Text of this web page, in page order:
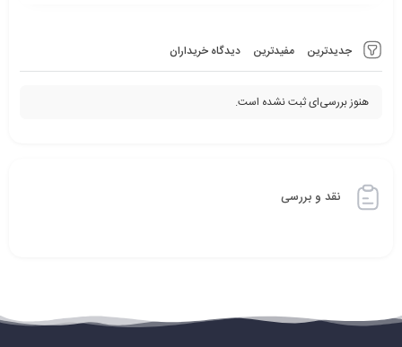
جدیدترین مفیدترین دیدگاه خریداران
هنوز بررسی‌ای ثبت نشده است.
نقد و بررسی